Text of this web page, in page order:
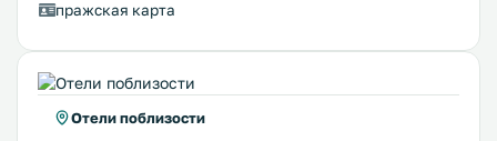
пражская карта
Отели поблизости